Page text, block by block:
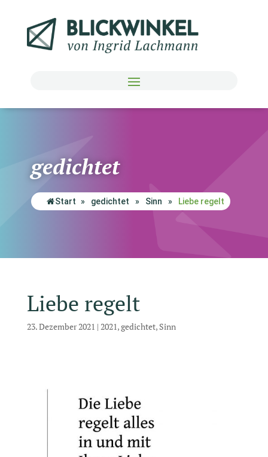
gedichtet
Start » gedichtet » Sinn » Liebe regelt
Liebe regelt
23. Dezember 2021 | 2021,gedichtet, Sinn